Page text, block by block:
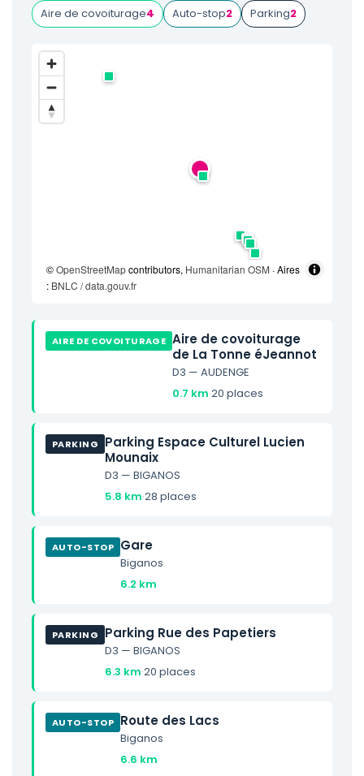
Aire de covoiturage4 Auto-stop2 Parking2
©OpenStreetMapcontributors, Humanitarian OSM · Aires
: BNLC / data.gouv.fr
AIRE DE COVOITURAGE Aire de covoiturage
de La Tonne éJeannot
D3 — AUDENGE
0.7 km·20 places
PARKING
Parking Espace Culturel Lucien
Mounaix
D3 — BIGANOS
5.8 km·28 places
AUTO-STOP Gare
Biganos
6.2 km
PARKING Parking Rue des Papetiers
D3 — BIGANOS
6.3 km·20 places
AUTO-STOP Route des Lacs
Biganos
6.6 km